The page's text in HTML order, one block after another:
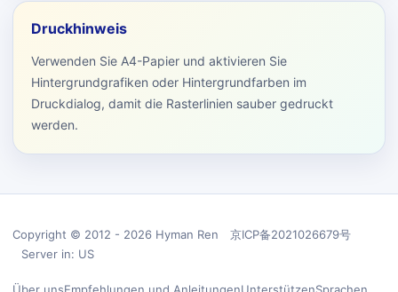
Druckhinweis
Verwenden Sie A4-Papier und aktivieren Sie
Hintergrundgrafiken oder Hintergrundfarben im
Druckdialog, damit die Rasterlinien sauber gedruckt
werden.
Copyright © 2012 - 2026 Hyman Ren 京ICP备2021026679号
Server in: US